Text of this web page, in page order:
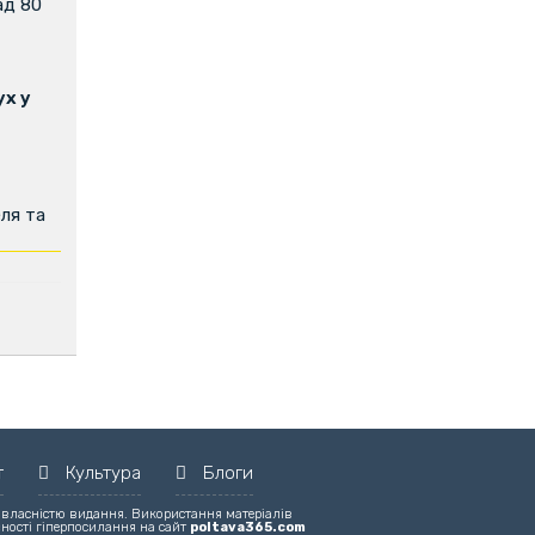
80
у
та
Культура Блоги
видання. Використання матеріалів
гіперпосилання на сайт poltava365.com